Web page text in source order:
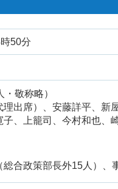
50分
敬称略）
出席）、安藤詳平、新
、上籠司、今村和也、
合政策部長外15人）、